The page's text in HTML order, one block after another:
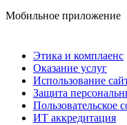
Мобильное приложение
Этика и комплаенс
Оказание услуг
Использование
Защита
Пользовательское
ИТ аккредитация